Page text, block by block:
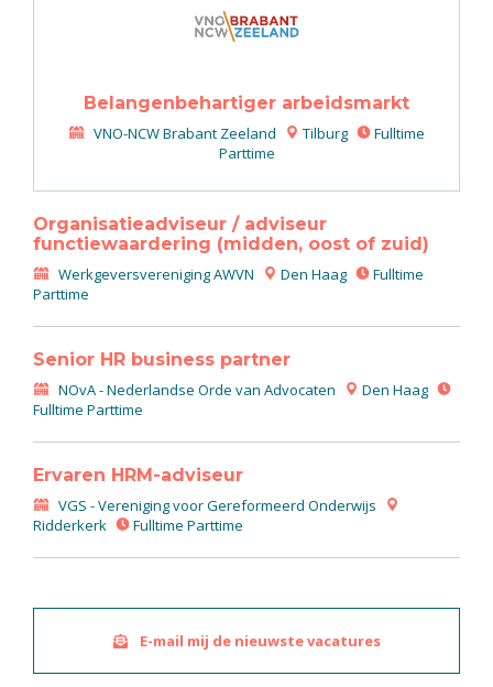
Belangenbehartiger arbeidsmarkt
VNO-NCW Brabant Zeeland Tilburg
Fulltime
Parttime
Organisatieadviseur / adviseur
functiewaardering (midden, oost of zuid)
Werkgeversvereniging AWVN Den Haag
Fulltime
Parttime
Senior HR business partner
NOvA - Nederlandse Orde van Advocaten
Den Haag
Fulltime Parttime
Ervaren HRM-adviseur
VGS - Vereniging voor Gereformeerd Onderwijs
Ridderkerk
Fulltime Parttime
E-mail mij de nieuwste vacatures